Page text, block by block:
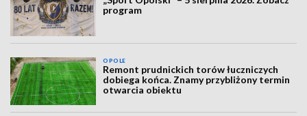
program
OPOLE
Remont prudnickich torów łuczniczych
dobiega końca. Znamy przybliżony termin
otwarcia obiektu